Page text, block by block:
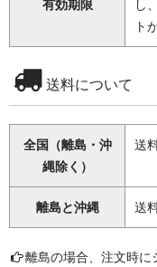
有効期限
し
ト
送料について
全国（離島・沖
縄除く）
送
離島と沖縄 送
離島の場合、注文時に